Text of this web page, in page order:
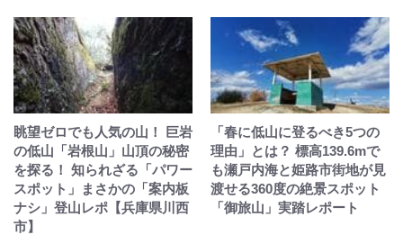
眺望ゼロでも人気の山！ 巨岩
の低山「岩根山」山頂の秘密
を探る！ 知られざる「パワー
スポット」まさかの「案内板
ナシ」登山レポ【兵庫県川西
市】
「春に低山に登るべき5つの
理由」とは？ 標高139.6mで
も瀬戸内海と姫路市街地が見
渡せる360度の絶景スポット
「御旅山」実踏レポート